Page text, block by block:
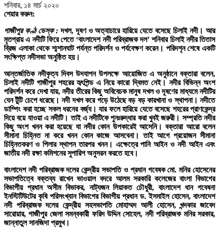
শনিবার, ১৪ মার্চ ২০২০
শেয়ার করুন:
গাজীপুর কণ্ঠ ডেস্ক :দখল, দূষণ ও অত্যাচারে হারিয়ে যেতে বসেছে চিলাই নদী। আর
মৃতপ্রায় এ নদীটি ফিরে পেতে ‘বাংলাদেশ নদী পরিব্রাজক দল’ শনিবার চিলাই নদীর তিতাস
ব্রিজ এলাকা থেকে শ্মশানঘাট পর্যন্ত পরিদর্শন ও পর্যবেক্ষণ করেন। পরিদশৃন শেষে একটি
সংক্ষিপ্ত নদীসভা অনুষ্ঠিত হয়।
আন্তর্জাতিক নদীকৃত্য দিবস উদযাপন উপলক্ষে আয়োজিত এ অনুষ্ঠানে বক্তারা বলেন,
চিলাই নদীটি গাজীপুর শহরের হৃৎপিন্ড এ নিয়ে কারো দ্বিমত নেই। নদীর বিভিন্ন অংশ
পরিদর্শন করে দেখা যায়, নদীর তীরের কিছু অবিবেচক মানুষ দখল ও দূষণের মাধ্যমে নদীটির
যেন টুঁটি চেপে ধরেছে। নদী দখল করে গড়ে উঠেছে বড় বড় কারখানা ও স্থাপনা। নদীতে
ডাম্পিং করা হচ্ছে সকল ধরনের বর্জ্য। যার ফলে হারিয়ে যেতে বসেছে শহরের প্রাণকেন্দ্র
দিয়ে বয়ে যাওয়া এ নদীটি। তাই এ নদীটিকে পুনঃরুদ্ধার করা খুবই জরুরী। সম্প্রতি নদীর
কিছু অংশ খনন করা হয়েছে যা নদীর কোন উপকারেই আসেনি। বক্তারা আরো বলেন
সীমানা চিহ্নিত না করে খনন কোন কাজে আসবেনা। তাই আগে প্রয়োজন সীমানা
চিহ্নিতকরণ ও পিলার স্থাপন তারপর খনন। এক্ষেত্রে পানি আইন ও নদী আইন এবং
জাতীয় নদী রক্ষা কমিশনের সুপারিশ অনুসরন করতে হবে।
বাংলাদেশ নদী পরিব্রাজক দলের কেন্দ্রীয় সভাপতি ও প্রধান গবেষক মো. মনির হোসেনের
সভাপতিত্বে বক্তব্য রাখেন ভাওয়াল বদরে আলম সরকারি কলেজের বাংলা বিভাগের
বিভাগীয় প্রধান অসীম বিভাকর, নাট্যজন লিয়াকত চৌধুরী, বাংলাদেশ ধান গবেষনা
ইনস্টিটিউটের কৃষি পরিসংখ্যান বিভাগের বিভাগীয় প্রধান ড. ইসমাইল হোসেন, বাংলাদেশ
নদী পরিব্রাজক দলের কেন্দ্রীয় সহসভাপতি মোহাম্মদ আলী হোসেন, খন্দকার জাবেদ
সারোয়ার, গাজীপুর জেলা সমন্বকারী ফরিদ উদ্দিন সোহেল, নদী পরিব্রাজক মনির সরকার,
জান্নাতুল সানজিদা প্রমুখ।